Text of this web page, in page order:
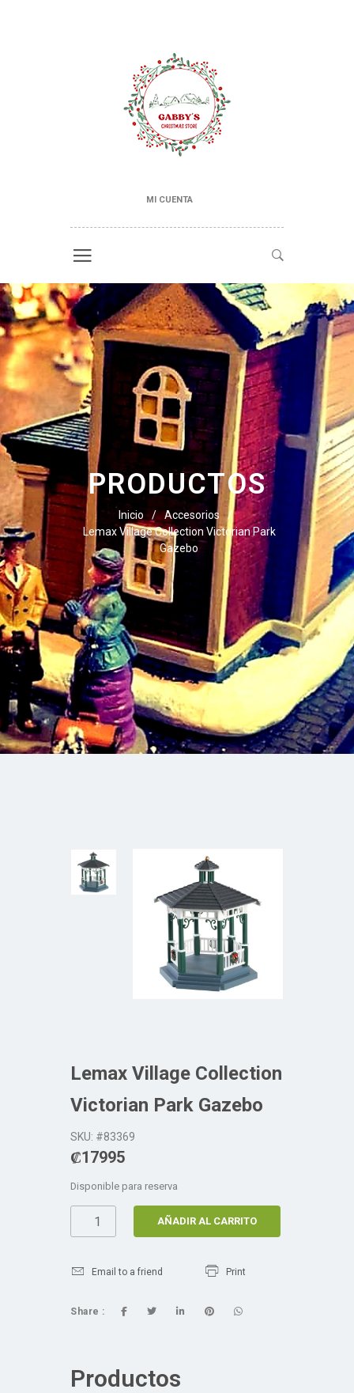
MI CUENTA
PRODUCTOS
Inicio / Accesorios
/
Lemax Village Collection Victorian Park
Gazebo
Lemax Village Collection
Victorian Park Gazebo
SKU: #83369
₡17995
Disponible para reserva
AÑADIR AL CARRITO
Email to a friend Print
Share :
Productos